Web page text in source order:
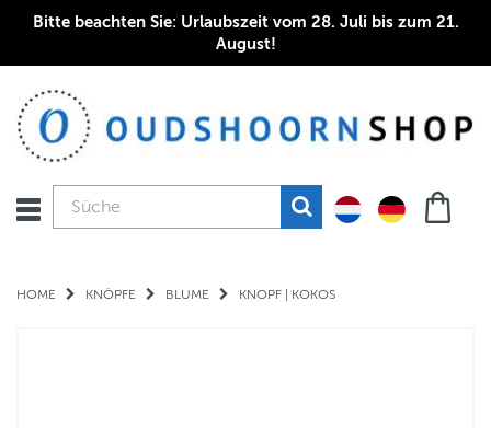
Bitte beachten Sie: Urlaubszeit vom 28. Juli bis zum 21.
August!
HOME KNÖPFE BLUME KNOPF | KOKOS